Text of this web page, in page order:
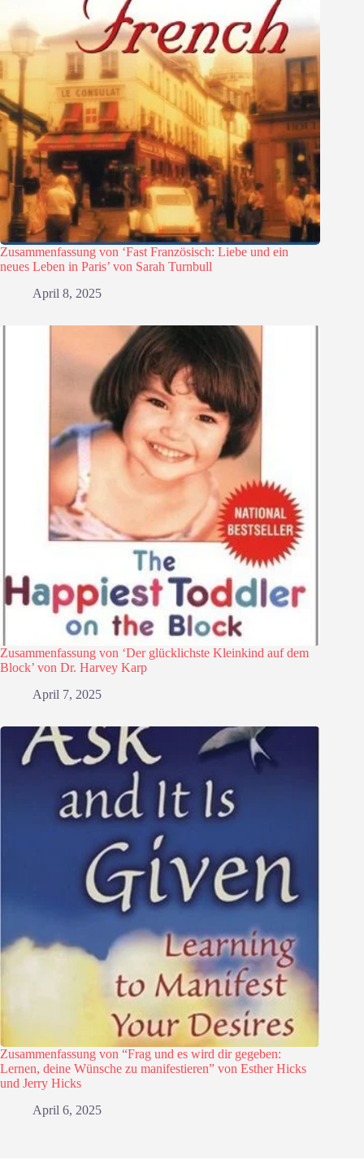
Zusammenfassung von ‘Fast Französisch: Liebe und ein
neues Leben in Paris’ von Sarah Turnbull
April 8, 2025
Zusammenfassung von ‘Der glücklichste Kleinkind auf dem
Block’ von Dr. Harvey Karp
April 7, 2025
Zusammenfassung von “Frag und es wird dir gegeben:
Lernen, deine Wünsche zu manifestieren” von Esther Hicks
und Jerry Hicks
April 6, 2025